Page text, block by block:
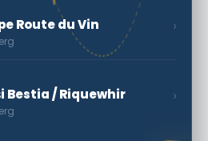
Route du Vin ›
Bestia / Riquewhir ›